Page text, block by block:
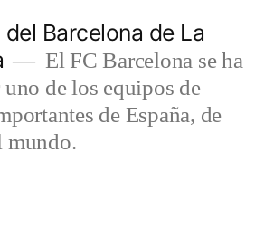
Barcelona de La
El FC Barcelona se ha
uno de los equipos de
de España, de
mundo.